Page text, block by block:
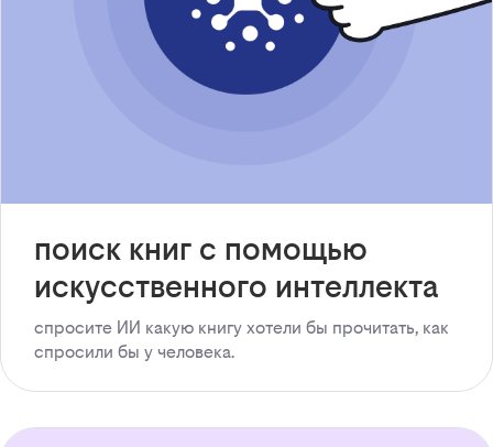
поиск книг с помощью
искусственного интеллекта
спросите ИИ какую книгу хотели бы прочитать, как
спросили бы у человека.